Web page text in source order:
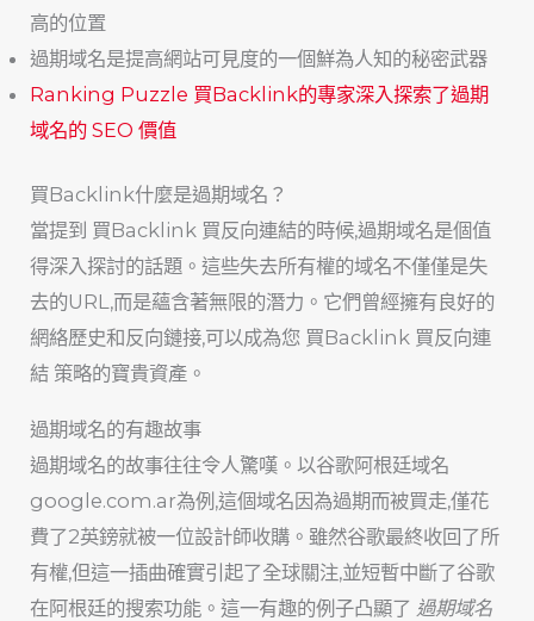
高的位置
過期域名是提高網站可見度的一個鮮為人知的秘密武器
Ranking Puzzle 買Backlink的專家深入探索了過期
域名的 SEO 價值
買Backlink什麼是過期域名？
當提到 買Backlink 買反向連結的時候,過期域名是個值
得深入探討的話題。這些失去所有權的域名不僅僅是失
去的URL,而是蘊含著無限的潛力。它們曾經擁有良好的
網絡歷史和反向鏈接,可以成為您 買Backlink 買反向連
結 策略的寶貴資產。
過期域名的有趣故事
過期域名的故事往往令人驚嘆。以谷歌阿根廷域名
google.com.ar為例,這個域名因為過期而被買走,僅花
費了2英鎊就被一位設計師收購。雖然谷歌最終收回了所
有權,但這一插曲確實引起了全球關注,並短暫中斷了谷歌
在阿根廷的搜索功能。這一有趣的例子凸顯了 過期域名